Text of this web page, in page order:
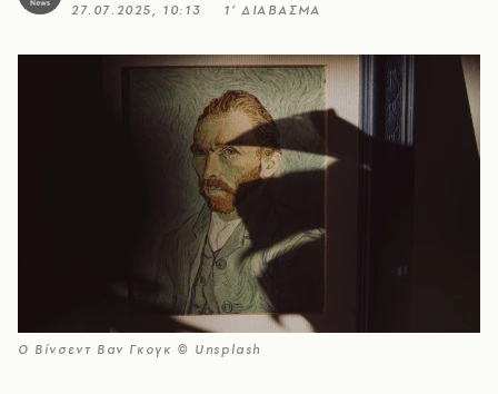
27.07.2025, 10:13 1’ ΔΙΑΒΑΣΜΑ
Ο Βίνσεντ Βαν Γκογκ © Unsplash